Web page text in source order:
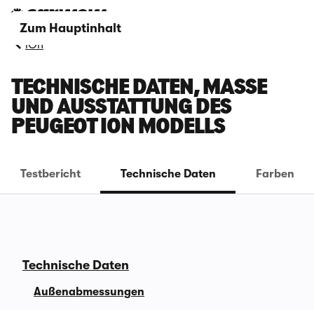
Zum Hauptinhalt
iOn
TECHNISCHE DATEN, MASSE U
ND AUSSTATTUNG DES P
EUGEOT ION MODELLS
Testbericht Technische Daten Farben
Technische Daten
Außenabmessungen